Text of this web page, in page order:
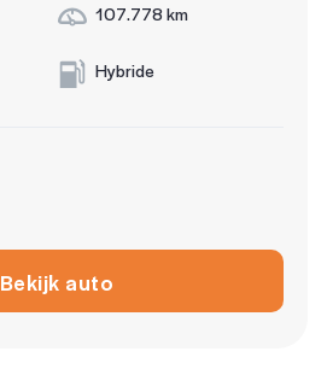
107.778 km
Hybride
Bekijk auto